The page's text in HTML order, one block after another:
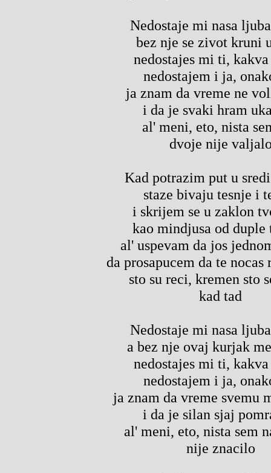
Nedostaje mi nasa
bez nje se zivot kruni
nedostajes mi ti,
nedostajem i ja,
ja znam da vreme ne
i da je svaki hram
al' meni, eto, nista
dvoje nije
Kad potrazim put u
staze bivaju tesnje i
i skrijem se u zaklon
kao mindjusa od duple
al' uspevam da jos
da prosapucem da te
sto su reci, kremen sto
kad tad
Nedostaje mi nasa
a bez nje ovaj kurjak
nedostajes mi ti,
nedostajem i ja,
ja znam da vreme svemu
i da je silan sjaj
al' meni, eto, nista sem
nije znacilo